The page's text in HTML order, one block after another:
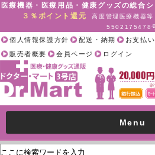
医療機器・医療用品・健康グッズの総合
３％ポイント還元
高度管理医療機器
5502175478
個人情報保護方針 配送・納期 お支払い
販売者概要
会員ページ ログイン
Menu